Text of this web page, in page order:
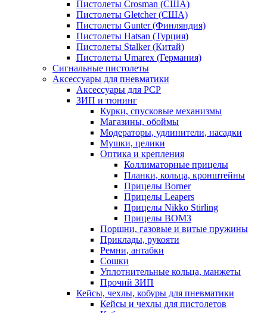
Пистолеты Crosman (США)
Пистолеты Gletcher (США)
Пистолеты Gunter (Финляндия)
Пистолеты Hatsan (Турция)
Пистолеты Stalker (Китай)
Пистолеты Umarex (Германия)
Сигнальные пистолеты
Аксессуары для пневматики
Аксессуары для PCP
ЗИП и тюнинг
Курки, спусковые механизмы
Магазины, обоймы
Модераторы, удлинители, насадки
Мушки, целики
Оптика и крепления
Коллиматорные прицелы
Планки, кольца, кронштейны
Прицелы Borner
Прицелы Leapers
Прицелы Nikko Stirling
Прицелы ВОМЗ
Поршни, газовые и витые пружины
Приклады, рукояти
Ремни, антабки
Сошки
Уплотнительные кольца, манжеты
Прочий ЗИП
Кейсы, чехлы, кобуры для пневматики
Кейсы и чехлы для пистолетов